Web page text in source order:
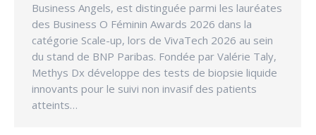
Business Angels, est distinguée parmi les lauréates
des Business O Féminin Awards 2026 dans la
catégorie Scale-up, lors de VivaTech 2026 au sein
du stand de BNP Paribas. Fondée par Valérie Taly,
Methys Dx développe des tests de biopsie liquide
innovants pour le suivi non invasif des patients
atteints…